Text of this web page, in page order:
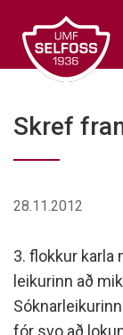
efni
Skref
28.11.2012
3. flokkur karla
leikurinn að
fór svo að